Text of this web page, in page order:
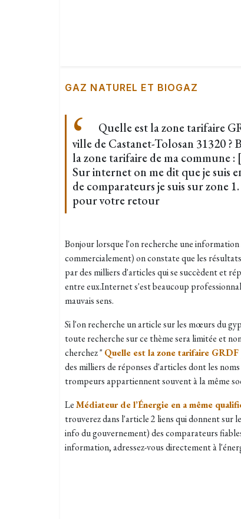
GAZ NATUREL ET BIOGAZ
Quelle est la zone tarifaire
ville de Castanet-Tolosan 31320
la zone tarifaire de ma commune :
Sur internet on me dit que je suis
de comparateurs je suis sur zone
pour votre retour
Bonjour lorsque l'on recherche une
commercialement) on constate que les
par des milliers d'articles qui se succèdent et
entre eux.Internet s'est beaucoup
mauvais sens.
Si l'on recherche un article sur les mœurs du
toute recherche sur ce thème sera limitée et
cherchez " Quelle est la zone tarifaire
des milliers de réponses d'articles dont les
trompeurs appartiennent souvent à la même
LeMédiateur de l’Énergie en a même
trouverez dans l'article 2 liens qui donnent sur
info du gouvernement) des comparateurs
information, adressez-vous directement à